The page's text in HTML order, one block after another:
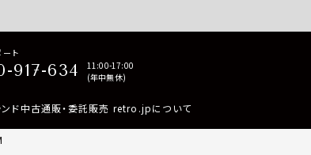
品保証・返品可能（返品NG記載品を除く）
ト
917-634
11:00-17:00
(年中無休)
ンド中古通販・委託販売 retro.jpについて